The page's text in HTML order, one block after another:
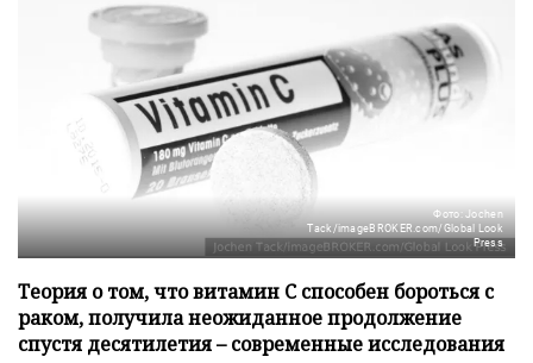
Фото: Jochen
Tack/imageBROKER.com/Global Look
Press
Теория о том, что витамин C способен бороться с
раком, получила неожиданное продолжение
спустя десятилетия – современные исследования